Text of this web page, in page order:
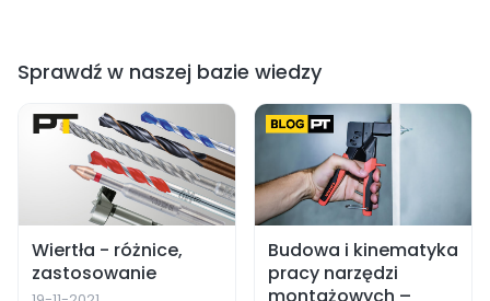
Sprawdź w naszej bazie wiedzy
Wiertła - różnice,
zastosowanie
Budowa i kinematyka
pracy narzędzi